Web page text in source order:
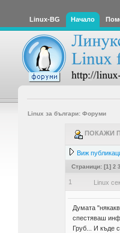
Linux-BG Начало
Linux за българи: Форуми
ПОКАЖИ
Виж
Страници: [1] 2 3
1 Linux
Думата
спестяваш
Груб... И къде